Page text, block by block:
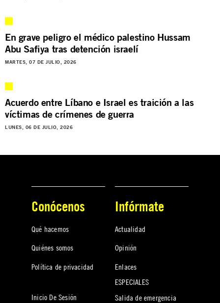
En grave peligro el médico palestino Hussam
Abu Safiya tras detención israelí
MARTES, 07 DE JULIO, 2026
Acuerdo entre Líbano e Israel es traición a las
víctimas de crímenes de guerra
LUNES, 06 DE JULIO, 2026
Conócenos
Qué hacemos
Quiénes somos
Política de privacidad
Inicio De Sesión
Infórmate
Actualidad
Opinión
Enlaces
ESPECIALES
Salida de emergencia